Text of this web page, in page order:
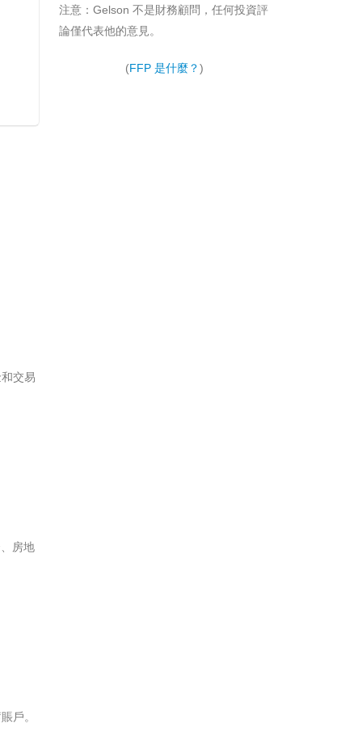
交易
房地
戶。
注意：Gelson 不是財務顧問，任何投資評
論僅代表他的意見。
(FFP 是什麼？)